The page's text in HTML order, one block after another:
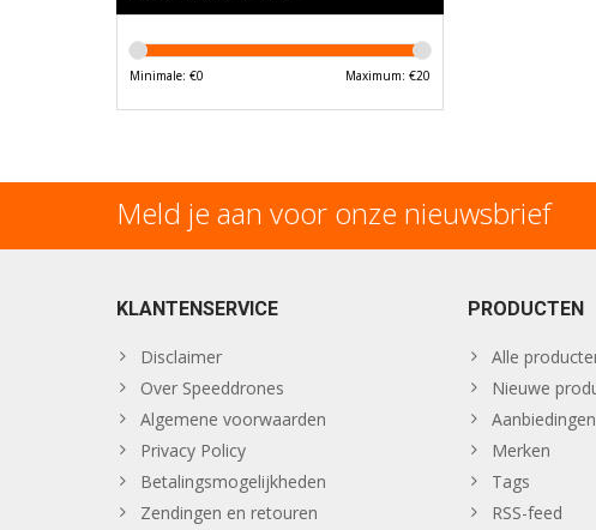
Minimale: €0 Maximum: €20
Meld je aan voor onze nieuwsbrief
KLANTENSERVICE
Disclaimer
Over Speeddrones
Algemene voorwaarden
Privacy Policy
Betalingsmogelijkheden
Zendingen en retouren
PRODUCTEN
Alle
Nieuwe
Aanbiedingen
Merken
Tags
RSS-feed